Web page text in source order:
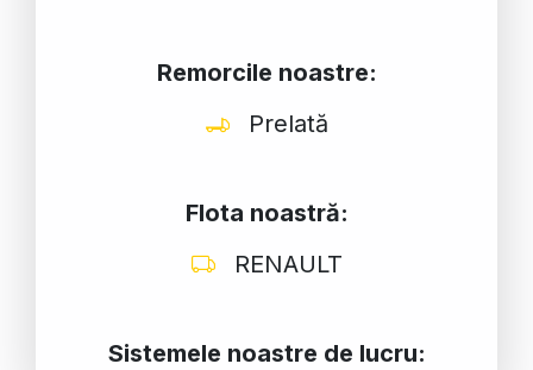
Remorcile noastre:
Prelată
Flota noastră:
RENAULT
Sistemele noastre de lucru: